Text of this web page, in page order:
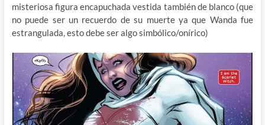
misteriosa figura encapuchada vestida también de blanco (que
no puede ser un recuerdo de su muerte ya que Wanda fue
estrangulada, esto debe ser algo simbólico/onírico)